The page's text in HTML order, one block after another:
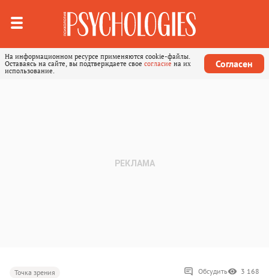
На информационном ресурсе применяются cookie-файлы.
Оставаясь на сайте, вы подтверждаете свое согласие на их
использование.
Согласен
Точка зрения Обсудить 3 168